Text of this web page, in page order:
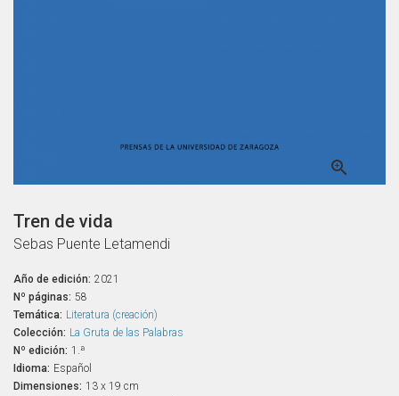

Tren de vida
Sebas Puente Letamendi
Año de edición: 2021
Nº páginas: 58
Temática: Literatura (creación)
Colección: La Gruta de las Palabras
Nº edición: 1.ª
Idioma: Español
Dimensiones: 13 x 19 cm